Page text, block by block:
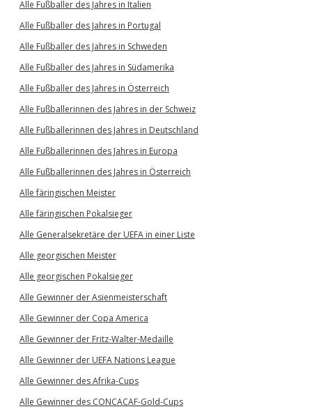
Alle Fußballer des Jahres in Italien
Alle Fußballer des Jahres in Portugal
Alle Fußballer des Jahres in Schweden
Alle Fußballer des Jahres in Südamerika
Alle Fußballer des Jahres in Österreich
Alle Fußballerinnen des Jahres in der Schweiz
Alle Fußballerinnen des Jahres in Deutschland
Alle Fußballerinnen des Jahres in Europa
Alle Fußballerinnen des Jahres in Österreich
Alle färingischen Meister
Alle färingischen Pokalsieger
Alle Generalsekretäre der UEFA in einer Liste
Alle georgischen Meister
Alle georgischen Pokalsieger
Alle Gewinner der Asienmeisterschaft
Alle Gewinner der Copa America
Alle Gewinner der Fritz-Walter-Medaille
Alle Gewinner der UEFA Nations League
Alle Gewinner des Afrika-Cups
Alle Gewinner des CONCACAF-Gold-Cups